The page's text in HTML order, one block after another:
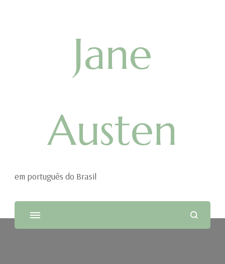
Jane
Austen
em português do Brasil